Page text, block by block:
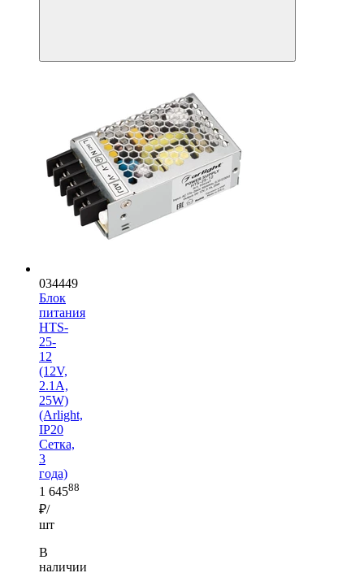
034449
Блок
питания
HTS-
25-
12
(12V,
2.1A,
25W)
(Arlight,
IP20
Сетка,
3
года)
1 64588
₽/
шт
В
наличии